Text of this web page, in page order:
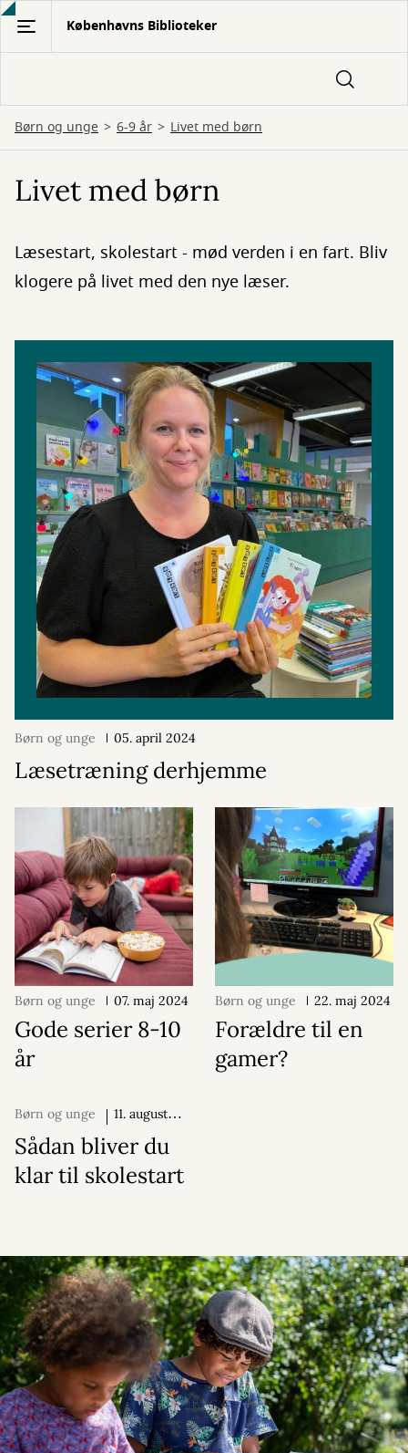
Gå
hovedindhold
Københavns Biblioteker
Børn og unge 6-9 år Livet med børn
Livet med børn
Læsestart, skolestart - mød verden i en fart. Bliv
klogere på livet med den nye læser.
Børn og unge 05. april 2024
Læsetræning derhjemme
Børn og unge 07. maj 2024
Gode serier 8-10
år
Børn og unge 22. maj 2024
Forældre til en
gamer?
Børn og unge
11. august
2025
Sådan bliver du
klar til skolestart